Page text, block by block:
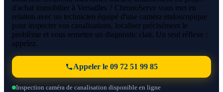
d'achat immobilier à Versailles ? ChronoServe vous met en
relation avec un technicien équipé d'une caméra endoscopique
pour inspecter vos canalisations, localiser précisément le
problème et vous remettre un diagnostic clair. Un seul réflexe :
appelez.
Appeler le 09 72 51 99 85
Inspection caméra de canalisation disponible en ligne